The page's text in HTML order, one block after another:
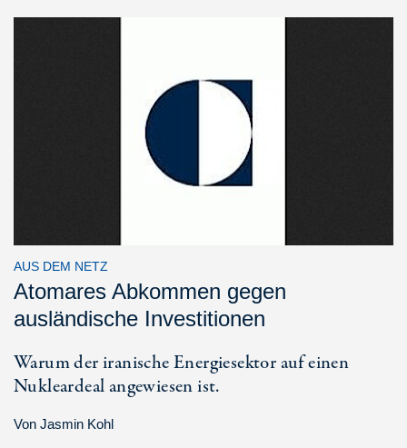
AUS DEM NETZ
Atomares Abkommen gegen
ausländische Investitionen
Warum der iranische Energiesektor auf einen
Nukleardeal angewiesen ist.
Von Jasmin Kohl